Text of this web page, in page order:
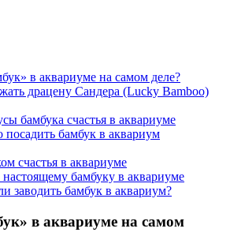
в аквариуме на самом деле?
драцену Сандера (Lucky Bamboo)
бамбука счастья в аквариуме
посадить бамбук в аквариум
счастья в аквариуме
бамбуку в аквариуме
заводить бамбук в аквариум?
в аквариуме на самом